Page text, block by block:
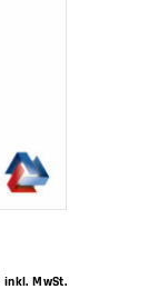
inkl. MwSt.